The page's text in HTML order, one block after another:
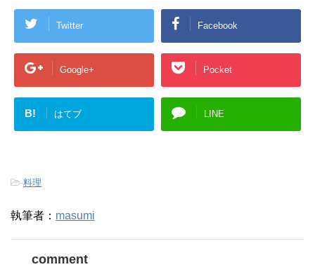
Twitter Facebook
Google+ Pocket
B! はてブ LINE
-料理
執筆者： masumi
comment